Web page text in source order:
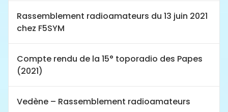
Rassemblement radioamateurs du 13 juin 2021
chez F5SYM
Compte rendu de la 15° toporadio des Papes
(2021)
Vedène – Rassemblement radioamateurs